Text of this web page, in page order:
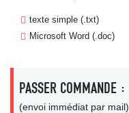
texte simple (.txt)
Microsoft Word (.doc)
PASSER COMMANDE :
(envoi immédiat par mail)